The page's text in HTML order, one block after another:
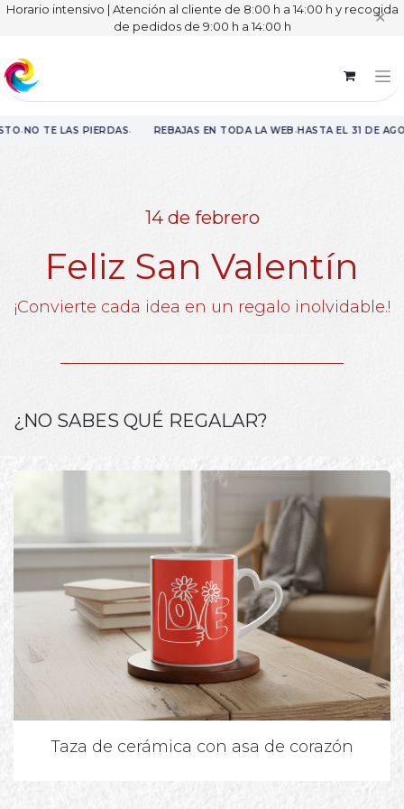
Horario intensivo | Atención al cliente de 8:00 h a 14:00 h y recogida
de pedidos de 9:00 h a 14:00 h
✕
·NO TE LAS PIERDAS· REBAJAS EN TODA LA WEB·HASTA EL 31 DE
14 de febrero
Feliz San Valentín
¡Convierte cada idea en un regalo inolvidable.!
¿NO SABES QUÉ REGALAR?
Taza de cerámica con asa de corazón